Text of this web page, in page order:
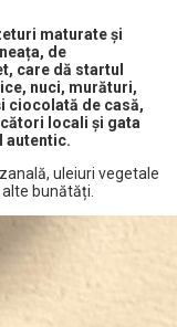
maturate și
, de
care dă startul
nuci, murături,
ciocolată de casă,
locali și gata
autentic.
uleiuri vegetale
bunătăți.